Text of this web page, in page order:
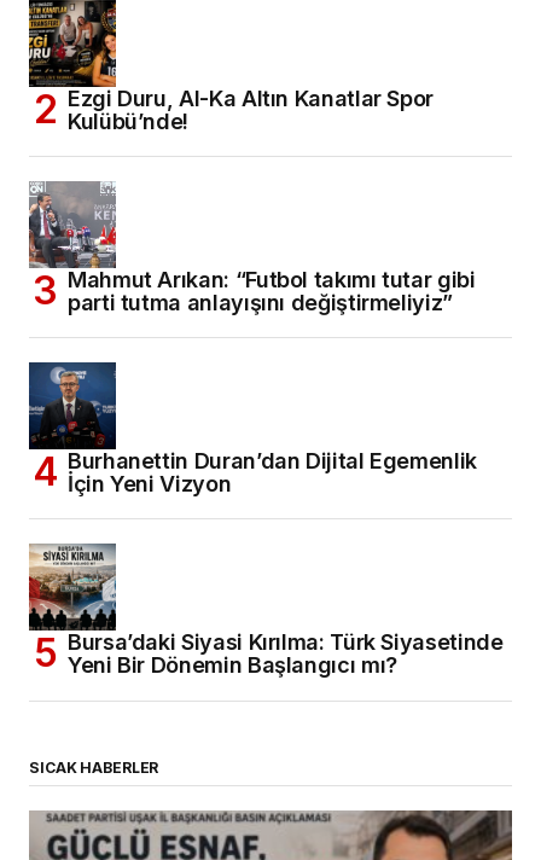
Ezgi Duru, Al-Ka Altın Kanatlar Spor
Kulübü’nde!
Mahmut Arıkan: “Futbol takımı tutar gibi
parti tutma anlayışını değiştirmeliyiz”
Burhanettin Duran’dan Dijital Egemenlik
İçin Yeni Vizyon
Bursa’daki Siyasi Kırılma: Türk Siyasetinde
Yeni Bir Dönemin Başlangıcı mı?
SICAK HABERLER